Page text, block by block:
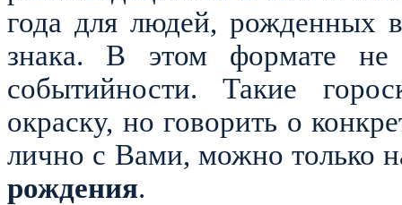
года для людей, рожденных
знака. В этом формате не
событийности. Такие
окраску, но говорить о
лично с Вами, можно только
рождения.